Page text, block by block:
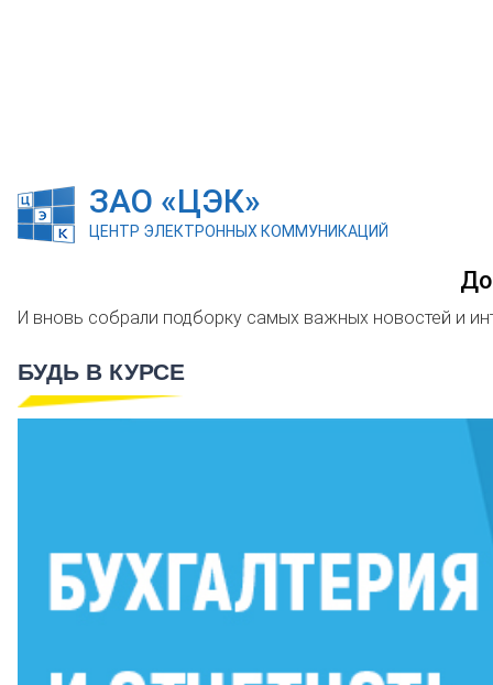
ЗАО «ЦЭК»
ЦЕНТР ЭЛЕКТРОННЫХ КОММУНИКАЦИЙ
И вновь собрали подборку самых важных новостей и
БУДЬ В КУРСЕ